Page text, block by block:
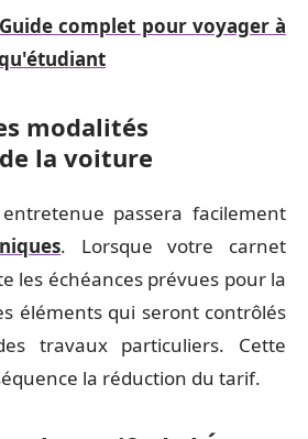
Guide complet pour voyager à
modalités
la voiture
passera facilement
. Lorsque votre carnet
les échéances prévues pour la
éléments qui seront contrôlés
travaux particuliers. Cette
la réduction du tarif.